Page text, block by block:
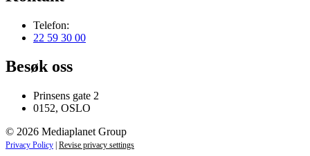
Telefon:
22 59 30 00
Besøk oss
Prinsens gate 2
0152, OSLO
© 2026 Mediaplanet Group
Privacy Policy Revise privacy settings